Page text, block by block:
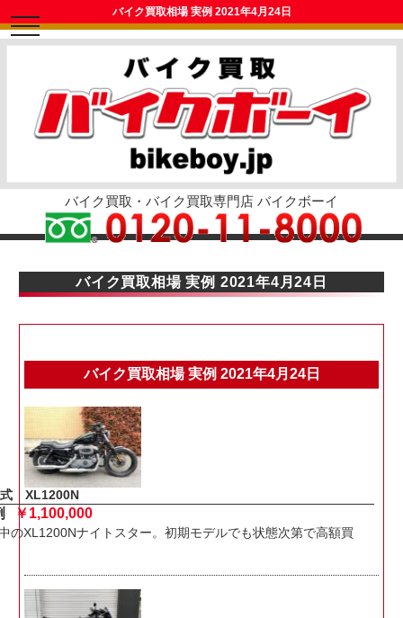
toggle
navigation
バイク買取相場 実例 2021年4月24日
バイク買取・バイク買取専門店 バイクボーイ
バイク買取相場 実例 2021年4月24日
バイク買取相場 実例 2021年4月24日
式 XL1200N
￥1,100,000
のXL1200Nナイトスター。初期モデルでも状態次第で高額買